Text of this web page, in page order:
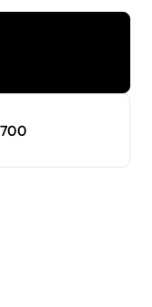
controller needed
devices